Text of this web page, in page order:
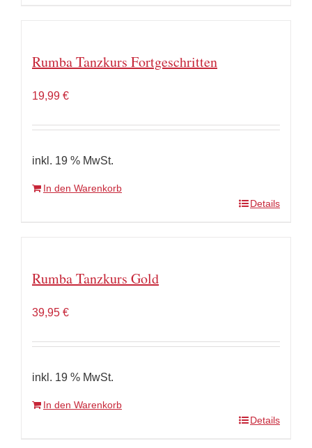
Rumba Tanzkurs Fortgeschritten
19,99 €
inkl. 19 % MwSt.
In den Warenkorb
Details
Rumba Tanzkurs Gold
39,95 €
inkl. 19 % MwSt.
In den Warenkorb
Details